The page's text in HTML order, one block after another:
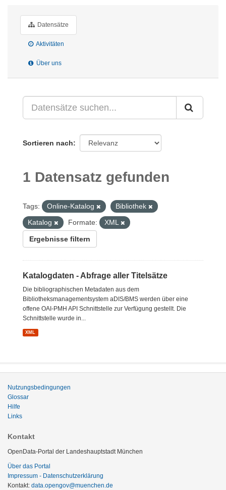
Datensätze
Aktivitäten
Über uns
Sortieren nach
1 Datensatz gefunden
Tags: Online-Katalog
Bibliothek
Katalog
Formate: XML
Ergebnisse filtern
Katalogdaten - Abfrage aller Titelsätze
Die bibliographischen Metadaten aus dem
Bibliotheksmanagementsystem aDIS/BMS werden über eine
offene OAI-PMH API Schnittstelle zur Verfügung gestellt. Die
Schnittstelle wurde in...
XML
Nutzungsbedingungen
Glossar
Hilfe
Links
Kontakt
OpenData-Portal der Landeshauptstadt München
Über das Portal
Impressum - Datenschutzerklärung
Kontakt: data.opengov@muenchen.de